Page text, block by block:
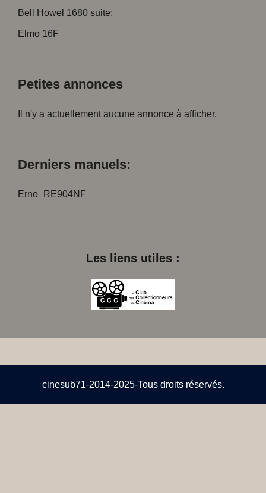
Bell Howel 1680 suite:
Elmo 16F
Petites annonces
Il n'y a actuellement aucune annonce à afficher.
Derniers manuels:
Erno_RE904NF
Les liens utiles :
cinesub71-2014-2025-Tous droits réservés.